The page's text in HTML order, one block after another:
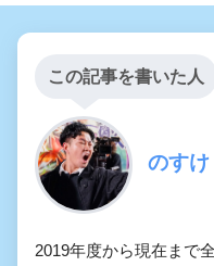
この記事を書いた人
のすけ
2019年度から現在まで